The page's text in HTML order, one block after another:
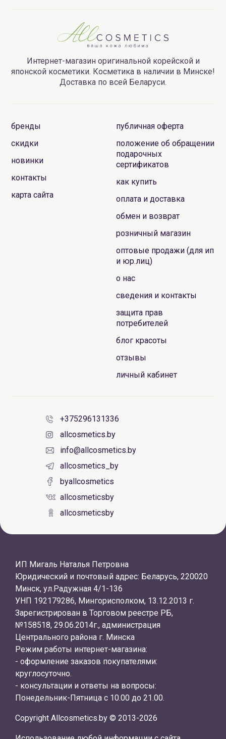
Интернет-магазин оригинальной корейской и
японской косметики. Косметика в наличии в Минске!
Доставка по всей Беларуси.
бренды
скидки
новинки
контакты
карта сайта
публичная оферта
положение об обращении
подарочных
сертификатов
как купить
оплата и доставка
обмен и возврат
розничный магазин
оптовые продажи (для ип
и юр.лиц)
о нас
сведения и контакты
защита прав
потребителей
блог красоты
отзывы
личный кабинет
+375296131336
allcosmetics.by
info@allcosmetics.by
allcosmetics_by
byallcosmetics
allcosmeticsby
allcosmeticsby
ИП Мигаль Наталья Петровна
Юридический и почтовый адрес: Беларусь, 220020
Минск, ул.Радужная 4/1-136
УНП 192179286, Мингорисполком, 13.12.2013 г.
Зарегистрирован в Торговом реестре РБ,
№158518, 29.06.2014г., администрация
Центрального района г. Минска
Режим работы интернет-магазина:
- оформление заказов покупателями:
круглосуточно.
- консультации и ответы на вопросы:
Понедельник-Пятница с 10.00 до 21.00.
Copyright Allcosmetics.by © 2013-2026